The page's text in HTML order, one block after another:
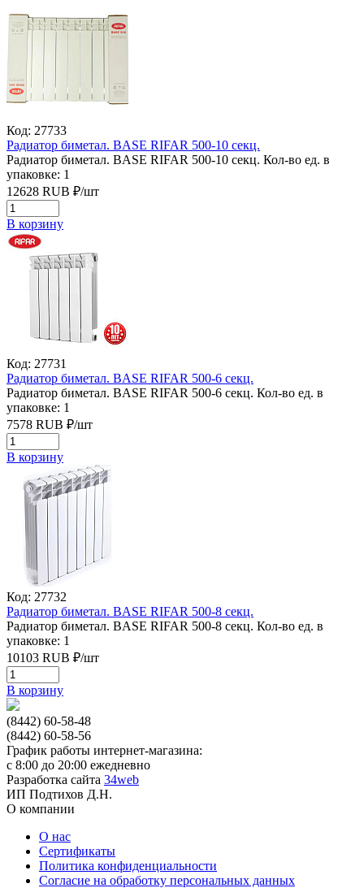
Код: 27733
Радиатор биметал. BASE RIFAR 500-10 секц.
Радиатор биметал. BASE RIFAR 500-10 секц. Кол-во ед. в
упаковке: 1
12628 RUB ₽/шт
В корзину
Код: 27731
Радиатор биметал. BASE RIFAR 500-6 секц.
Радиатор биметал. BASE RIFAR 500-6 секц. Кол-во ед. в
упаковке: 1
7578 RUB ₽/шт
В корзину
Код: 27732
Радиатор биметал. BASE RIFAR 500-8 секц.
Радиатор биметал. BASE RIFAR 500-8 секц. Кол-во ед. в
упаковке: 1
10103 RUB ₽/шт
В корзину
(8442) 60-58-48
(8442) 60-58-56
График работы интернет-магазина:
с 8:00 до 20:00 ежедневно
Разработка сайта 34web
ИП Подтихов Д.Н.
О компании
О нас
Сертификаты
Политика конфиденциальности
Согласие на обработку персональных данных